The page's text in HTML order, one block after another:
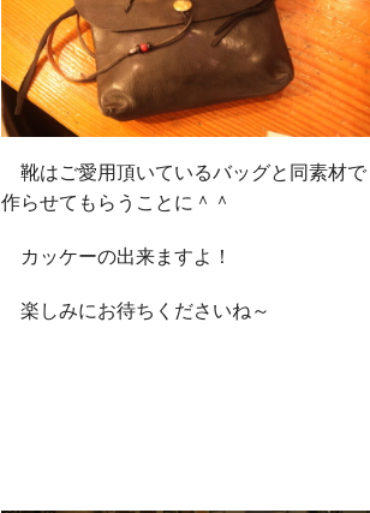
靴はご愛用頂いているバッグと同素材で
作らせてもらうことに＾＾
カッケーの出来ますよ！
楽しみにお待ちくださいね～